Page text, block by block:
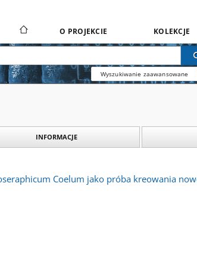
O PROJEKCIE KOLEKCJE
Wyszukiwanie zaawansowane
INFORMACJE
Coelum jako próba kreowania